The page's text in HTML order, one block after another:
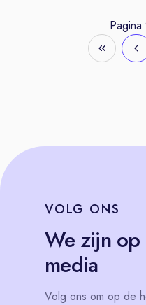
Pagina
VOLG ONS
We zijn op
media
Volg ons om op de